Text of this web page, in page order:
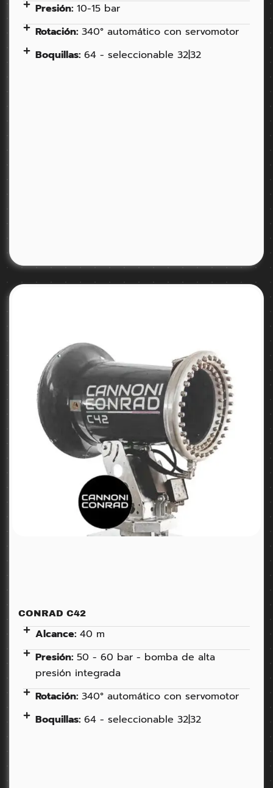
Presión: 10-15 bar
Rotación: 340° automático con servomotor
Boquillas: 64 - seleccionable 32|32
CONRAD C42
Alcance: 40 m
Presión: 50 - 60 bar - bomba de alta
presión integrada
Rotación: 340° automático con servomotor
Boquillas: 64 - seleccionable 32|32